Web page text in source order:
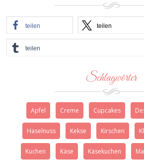
teilen teilen
teilen
Schlagwörter
Apfel Creme Cupcakes
Haselnuss Kekse Kirschen
Kuchen Käse Käsekuchen